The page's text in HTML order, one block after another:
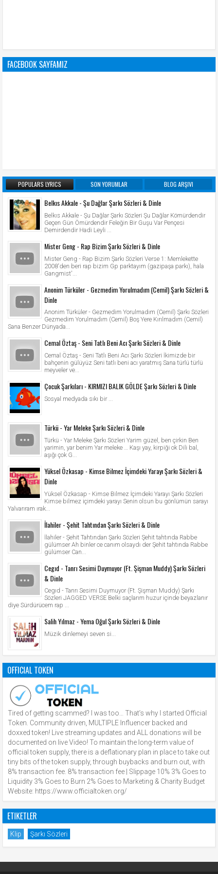
FACEBOOK SAYFAMIZ
POPULARS LYRICS SON YORUMLAR BLOG ARŞIVI
Belkıs Akkale - Şu Dağlar Şarkı Sözleri & Dinle
Belkıs Akkale - Şu Dağlar Şarkı Sözleri Şu Dağlar Kömürdendir
Geçen Gün Ömürdendir Feleğin Bir Guşu Var Pençesi
Demirdendir Hadi Leyli ...
Mister Geng - Rap Bizim Şarkı Sözleri & Dinle
Mister Geng - Rap Bizim Şarkı Sözleri Verse 1: Memlekette
2008'den beri rap bizim Gp parktayım (gazipaşa parkı), hala
Gangmist'...
Anonim Türküler - Gezmedim Yorulmadım (Cemil) Şarkı Sözleri &
Dinle
Anonim Türküler - Gezmedim Yorulmadım (Cemil) Şarkı Sözleri
Gezmedim Yorulmadım (Cemil) Boş Yere Kırılmadım (Cemil)
Sana Benzer Dünyada...
Cemal Öztaş - Seni Tatlı Beni Acı Şarkı Sözleri & Dinle
Cemal Öztaş - Seni Tatlı Beni Acı Şarkı Sözleri İkimizde bir
bahçenin gülüyüz Seni tatlı beni acı yaratmış Sana türlü türlü
meyveler ve...
Çocuk Şarkıları - KIRMIZI BALIK GÖLDE Şarkı Sözleri & Dinle
Sosyal medyada sıkı bir ...
Türkü - Yar Meleke Şarkı Sözleri & Dinle
Türkü - Yar Meleke Şarkı Sözleri Yarim güzel, ben çirkin Ben
yarimin, yar benim Yar meleke … Kaşı yay, kirpiği ok Dili bal,
aşığı çok G...
Yüksel Özkasap - Kimse Bilmez İçimdeki Yarayı Şarkı Sözleri &
Dinle
Yüksel Özkasap - Kimse Bilmez İçimdeki Yarayı Şarkı Sözleri
Kimse bilmez içimdeki yarayı Senin olsun bu gönlümün sarayı
Yalvarıram ırak...
İlahiler - Şehit Tahtından Şarkı Sözleri & Dinle
İlahiler - Şehit Tahtından Şarkı Sözleri Şehit tahtında Rabbe
gülümser Ah binler ce canım olsaydı der Şehit tahtında Rabbe
gülümser Can...
Cegıd - Tanrı Sesimi Duymuyor (Ft. Şişman Muddy) Şarkı Sözleri
& Dinle
Cegıd - Tanrı Sesimi Duymuyor (Ft. Şişman Muddy) Şarkı
Sözleri JAGGED VERSE Belki saçlarım huzur içinde beyazlanır
diye Sürdürücem rap ...
Salih Yılmaz - Yema Oğul Şarkı Sözleri & Dinle
Müzik dinlemeyi seven si...
OFFICIAL TOKEN
Tired of getting scammed? I was too… That’s why I started Official
Token. Community driven, MULTIPLE Influencer backed and
doxxed token! Live streaming updates and ALL donations will be
documented on live Video! To maintain the long-term value of
official token supply, there is a deflationary plan in place to take out
tiny bits of the token supply, through buybacks and burn out, with
8% transaction fee. 8% transaction fee | Slippage 10% 3% Goes to
Liquidity 3% Goes to Burn 2% Goes to Marketing & Charity Budget
Website: https://www.officialtoken.org/
ETIKETLER
Klip Şarkı Sözleri